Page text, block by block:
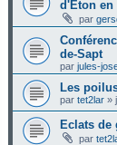
d'Eton en
par
de-Sapt
par jules-
Les
par tet2lar »
Eclats de
par